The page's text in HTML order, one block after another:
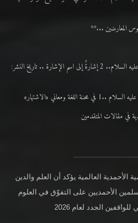
...**
ومعاني «الاشتهار»
في مقالات المتقدمين
الأحمدية العالمية يؤكد أن العلم والدين
الأحمديين على التفوّق في العلوم
الجدد لعام 2026
في خطابٍ أمام أكثر من 1700 امرأة وفتاة من الواقفات نو، فنّد